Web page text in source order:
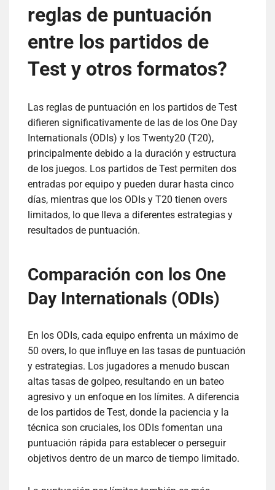
reglas de puntuación
entre los partidos de
Test y otros formatos?
Las reglas de puntuación en los partidos de Test
difieren significativamente de las de los One Day
Internationals (ODIs) y los Twenty20 (T20),
principalmente debido a la duración y estructura
de los juegos. Los partidos de Test permiten dos
entradas por equipo y pueden durar hasta cinco
días, mientras que los ODIs y T20 tienen overs
limitados, lo que lleva a diferentes estrategias y
resultados de puntuación.
Comparación con los One
Day Internationals (ODIs)
En los ODIs, cada equipo enfrenta un máximo de
50 overs, lo que influye en las tasas de puntuación
y estrategias. Los jugadores a menudo buscan
altas tasas de golpeo, resultando en un bateo
agresivo y un enfoque en los límites. A diferencia
de los partidos de Test, donde la paciencia y la
técnica son cruciales, los ODIs fomentan una
puntuación rápida para establecer o perseguir
objetivos dentro de un marco de tiempo limitado.